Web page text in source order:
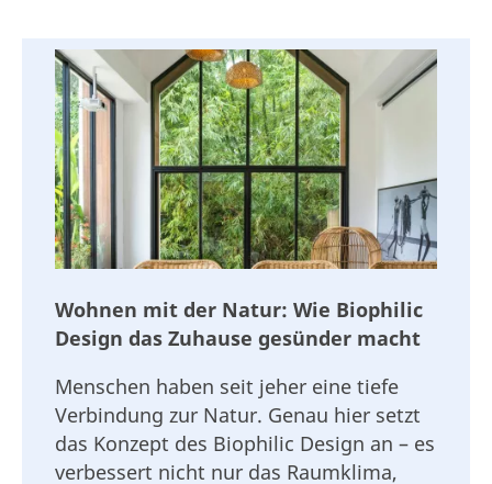
Wohnen mit der Natur: Wie Biophilic
Design das Zuhause gesünder macht
Menschen haben seit jeher eine tiefe
Verbindung zur Natur. Genau hier setzt
das Konzept des Biophilic Design an – es
verbessert nicht nur das Raumklima,